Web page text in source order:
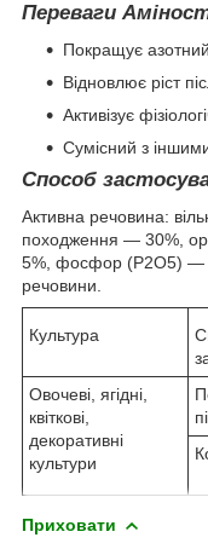
Переваги
Покращує
Відновлює ріст
Активізує
Сумісний з
Способ
Активна речовина:
походження — 30%,
5%, фосфор (P2O5) —
речовини.
Культура
Овочеві, ягідні,
квіткові,
декоративні
культури
Приховати